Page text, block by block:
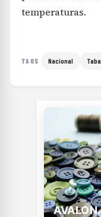
temperaturas.
TAGS Nacional
AVALON